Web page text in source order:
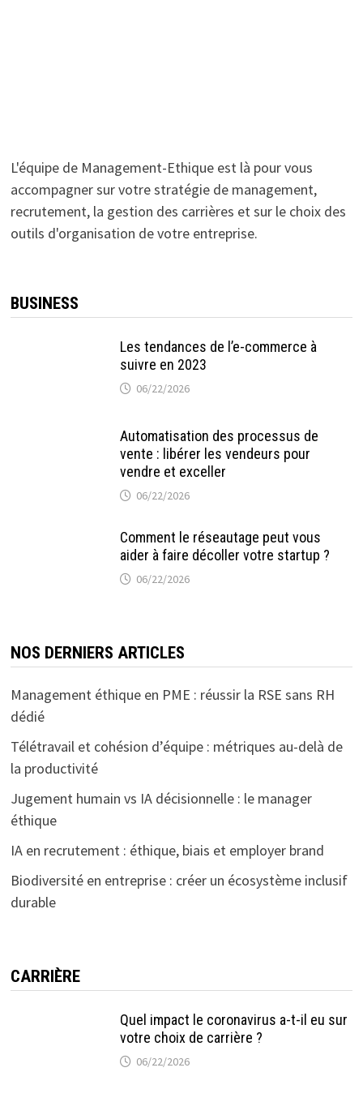
L'équipe de Management-Ethique est là pour vous
accompagner sur votre stratégie de management,
recrutement, la gestion des carrières et sur le choix des
outils d'organisation de votre entreprise.
BUSINESS
Les tendances de l’e-commerce à
suivre en 2023
06/22/2026
Automatisation des processus de
vente : libérer les vendeurs pour
vendre et exceller
06/22/2026
Comment le réseautage peut vous
aider à faire décoller votre startup ?
06/22/2026
NOS DERNIERS ARTICLES
Management éthique en PME : réussir la RSE sans RH
dédié
Télétravail et cohésion d’équipe : métriques au-delà de
la productivité
Jugement humain vs IA décisionnelle : le manager
éthique
IA en recrutement : éthique, biais et employer brand
Biodiversité en entreprise : créer un écosystème inclusif
durable
CARRIÈRE
Quel impact le coronavirus a-t-il eu sur
votre choix de carrière ?
06/22/2026